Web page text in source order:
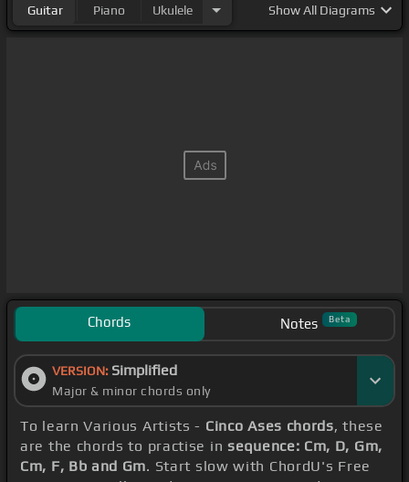
Guitar Piano Ukulele ShowAll Diagrams
Chords Notes Beta
VERSION: Simplified
Major & minor chords only
To learn Various Artists - Cinco Ases chords, these
are the chords to practise in sequence: Cm, D, Gm,
Cm, F, Bb and Gm. Start slow with ChordU's Free